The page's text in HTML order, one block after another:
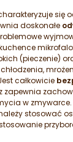
się
doskonałe
(pieczenie)
całkowicie
zapewnia
w
stosować